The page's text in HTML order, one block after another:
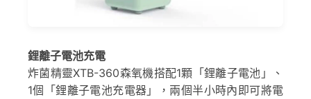
鋰離子電池充電
炸菌精靈XTB-360森氧機搭配1顆「鋰離子電池」、
1個「鋰離子電池充電器」，兩個半小時內即可將電